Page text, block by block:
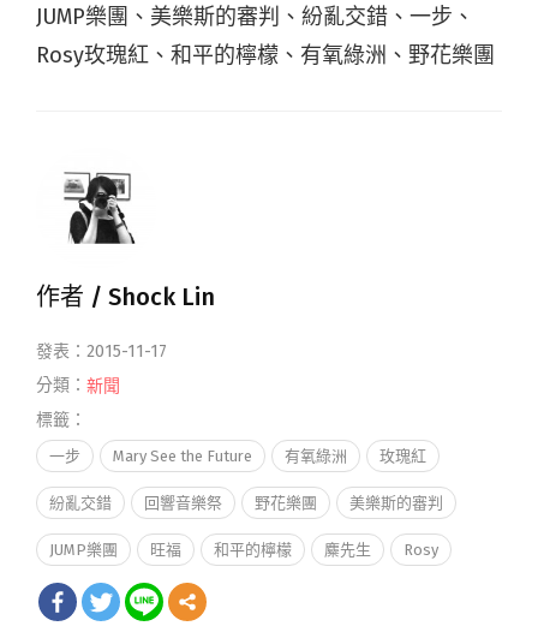
JUMP樂團、美樂斯的審判、紛亂交錯、一步、
Rosy玫瑰紅、和平的檸檬、有氧綠洲、野花樂團
作者 / Shock Lin
發表：2015-11-17
分類： 新聞
標籤：
一步 Mary See the Future 有氧綠洲 玫瑰紅
紛亂交錯 回響音樂祭 野花樂團 美樂斯的審判
JUMP樂團 旺福 和平的檸檬 麋先生 Rosy